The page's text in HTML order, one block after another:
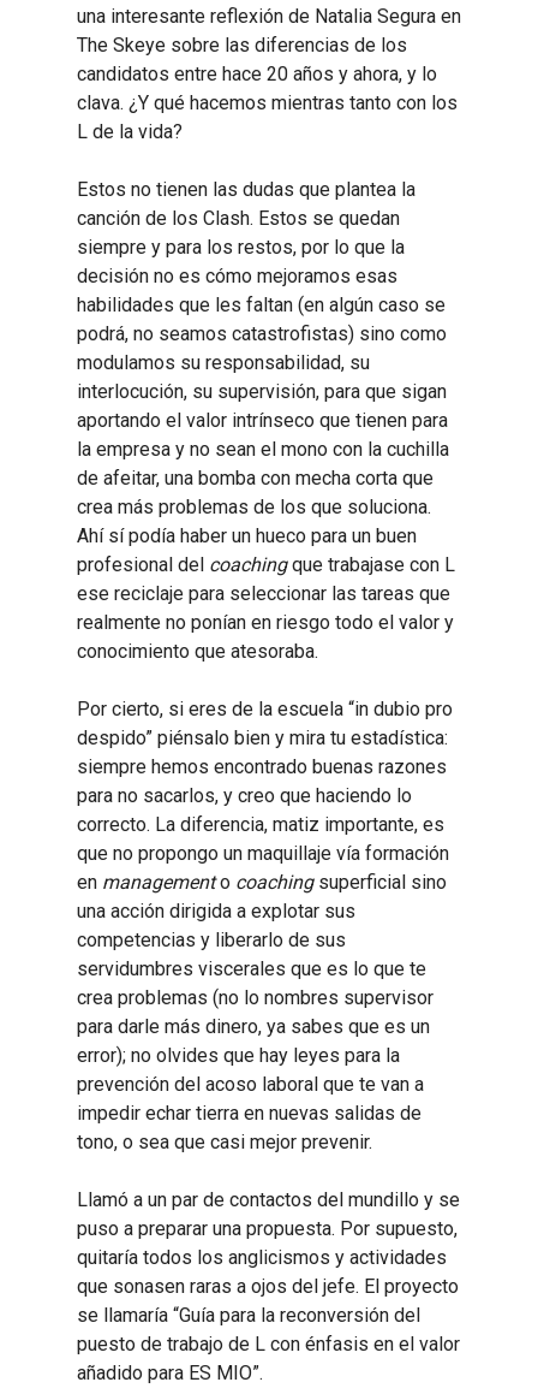
una interesante reflexión de Natalia Segura en
The Skeye sobre las diferencias de los
candidatos entre hace 20 años y ahora, y lo
clava. ¿Y qué hacemos mientras tanto con los
L de la vida?
Estos no tienen las dudas que plantea la
canción de los Clash. Estos se quedan
siempre y para los restos, por lo que la
decisión no es cómo mejoramos esas
habilidades que les faltan (en algún caso se
podrá, no seamos catastrofistas) sino como
modulamos su responsabilidad, su
interlocución, su supervisión, para que sigan
aportando el valor intrínseco que tienen para
la empresa y no sean el mono con la cuchilla
de afeitar, una bomba con mecha corta que
crea más problemas de los que soluciona.
Ahí sí podía haber un hueco para un buen
profesional del coachingque trabajase con L
ese reciclaje para seleccionar las tareas que
realmente no ponían en riesgo todo el valor y
conocimiento que atesoraba.
Por cierto, si eres de la escuela “in dubio pro
despido” piénsalo bien y mira tu estadística:
siempre hemos encontrado buenas razones
para no sacarlos, y creo que haciendo lo
correcto. La diferencia, matiz importante, es
que no propongo un maquillaje vía formación
en managemento coachingsuperficial sino
una acción dirigida a explotar sus
competencias y liberarlo de sus
servidumbres viscerales que es lo que te
crea problemas (no lo nombres supervisor
para darle más dinero, ya sabes que es un
error); no olvides que hay leyes para la
prevención del acoso laboral que te van a
impedir echar tierra en nuevas salidas de
tono, o sea que casi mejor prevenir.
Llamó a un par de contactos del mundillo y se
puso a preparar una propuesta. Por supuesto,
quitaría todos los anglicismos y actividades
que sonasen raras a ojos del jefe. El proyecto
se llamaría “Guía para la reconversión del
puesto de trabajo de L con énfasis en el valor
añadido para ES MIO”.